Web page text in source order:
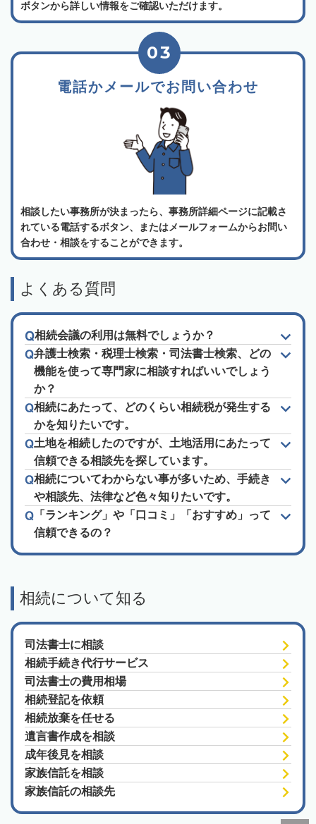
ボタンから詳しい情報をご確認いただけます。
電話かメールでお問い合わせ
03
相談したい事務所が決まったら、事務所詳細ページに記載さ
れている電話するボタン、またはメールフォームからお問い
合わせ・相談をすることができます。
よくある質問
相続会議の利用は無料でしょうか？
弁護士検索・税理士検索・司法書士検索、どの
機能を使って専門家に相談すればいいでしょう
か？
相続にあたって、どのくらい相続税が発生する
かを知りたいです。
土地を相続したのですが、土地活用にあたって
信頼できる相談先を探しています。
相続についてわからない事が多いため、手続き
や相談先、法律など色々知りたいです。
「ランキング」や「口コミ」「おすすめ」って
信頼できるの？
相続について知る
司法書士に相談
相続手続き代行サービス
司法書士の費用相場
相続登記を依頼
相続放棄を任せる
遺言書作成を相談
成年後見を相談
家族信託を相談
家族信託の相談先